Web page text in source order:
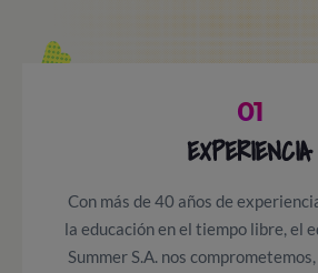
01
EXPERIENCIA
Con más de 40 años de
la educación en el tiempo libre, el
Summer S.A. nos